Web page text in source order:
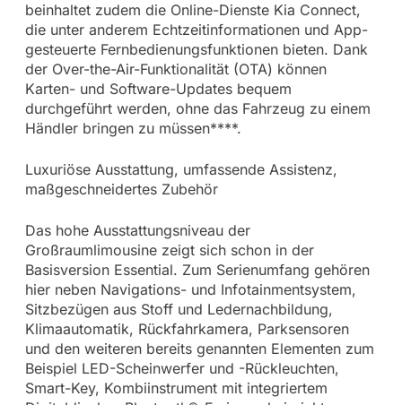
beinhaltet zudem die Online-Dienste Kia Connect,
die unter anderem Echtzeitinformationen und App-
gesteuerte Fernbedienungsfunktionen bieten. Dank
der Over-the-Air-Funktionalität (OTA) können
Karten- und Software-Updates bequem
durchgeführt werden, ohne das Fahrzeug zu einem
Händler bringen zu müssen****.
Luxuriöse Ausstattung, umfassende Assistenz,
maßgeschneidertes Zubehör
Das hohe Ausstattungsniveau der
Großraumlimousine zeigt sich schon in der
Basisversion Essential. Zum Serienumfang gehören
hier neben Navigations- und Infotainmentsystem,
Sitzbezügen aus Stoff und Ledernachbildung,
Klimaautomatik, Rückfahrkamera, Parksensoren
und den weiteren bereits genannten Elementen zum
Beispiel LED-Scheinwerfer und -Rückleuchten,
Smart-Key, Kombiinstrument mit integriertem